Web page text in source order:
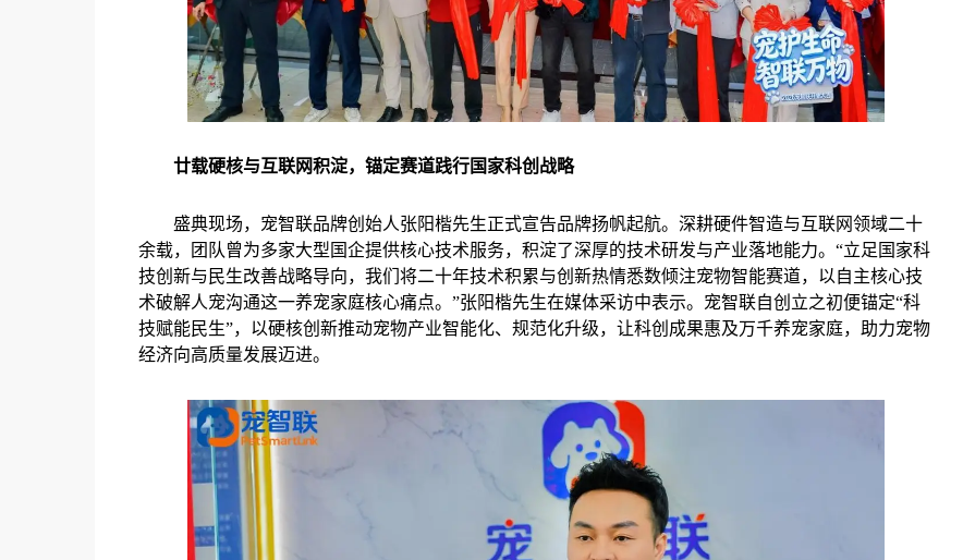
廿载硬核与互联网积淀，锚定赛道践行国家科创战略
盛典现场，宠智联品牌创始人张阳楷先生正式宣告品牌扬帆起航。深耕硬件智造与互联网领域二十
余载，团队曾为多家大型国企提供核心技术服务，积淀了深厚的技术研发与产业落地能力。“立足国家科
技创新与民生改善战略导向，我们将二十年技术积累与创新热情悉数倾注宠物智能赛道，以自主核心技
术破解人宠沟通这一养宠家庭核心痛点。”张阳楷先生在媒体采访中表示。宠智联自创立之初便锚定“科
技赋能民生”，以硬核创新推动宠物产业智能化、规范化升级，让科创成果惠及万千养宠家庭，助力宠物
经济向高质量发展迈进。